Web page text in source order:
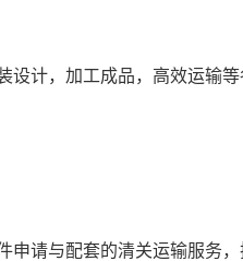
计，加工成品，高效运输
请与配套的清关运输服务